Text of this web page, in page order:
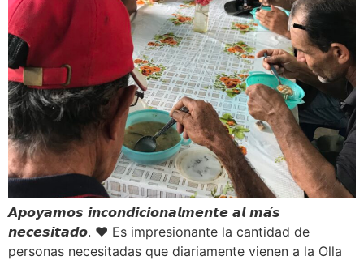
𝘼𝙥𝙤𝙮𝙖𝙢𝙤𝙨 𝙞𝙣𝙘𝙤𝙣𝙙𝙞𝙘𝙞𝙤𝙣𝙖𝙡𝙢𝙚𝙣𝙩𝙚 𝙖𝙡 𝙢𝙖́𝙨
𝙣𝙚𝙘𝙚𝙨𝙞𝙩𝙖𝙙𝙤. ❤️ Es impresionante la cantidad de
personas necesitadas que diariamente vienen a la Olla